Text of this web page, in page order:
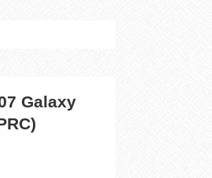
Galaxy